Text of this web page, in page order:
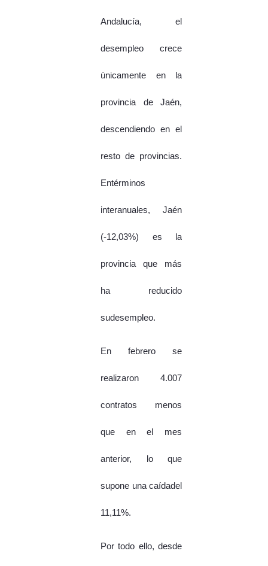
Andalucía, el
desempleo crece
únicamente en la
provincia de Jaén,
descendiendo en el
resto de provincias.
Entérminos
interanuales, Jaén
(-12,03%) es la
provincia que más
ha reducido
sudesempleo.
En febrero se
realizaron 4.007
contratos menos
que en el mes
anterior, lo que
supone una caídadel
11,11%.
Por todo ello, desde